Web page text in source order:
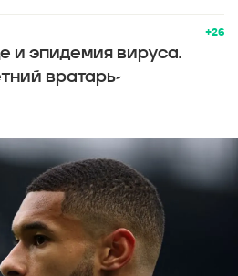
+26
и эпидемия вируса.
вратарь-